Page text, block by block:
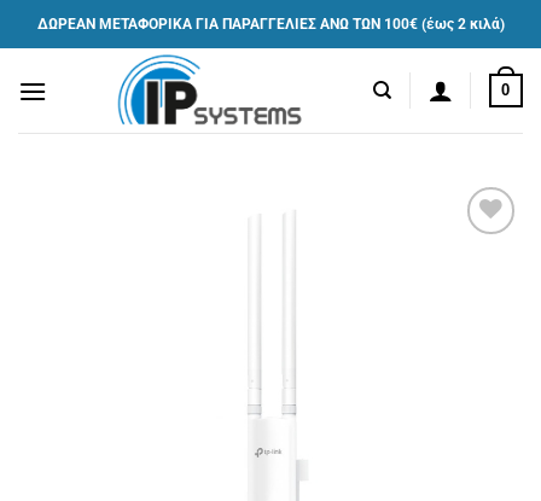
Μετάβαση
στο
ΔΩΡΕΑΝ ΜΕΤΑΦΟΡΙΚΑ ΓΙΑ ΠΑΡΑΓΓΕΛΙΕΣ ΑΝΩ ΤΩΝ 100€ (έως 2 κιλά)
0